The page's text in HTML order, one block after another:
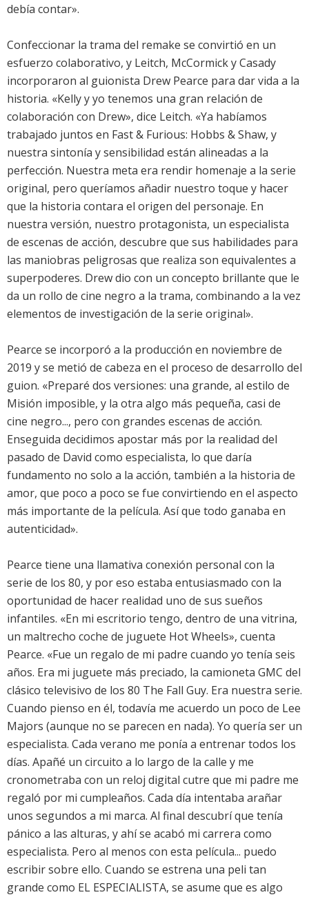
debía contar».
Confeccionar la trama del remake se convirtió en un
esfuerzo colaborativo, y Leitch, McCormick y Casady
incorporaron al guionista Drew Pearce para dar vida a la
historia. «Kelly y yo tenemos una gran relación de
colaboración con Drew», dice Leitch. «Ya habíamos
trabajado juntos en Fast & Furious: Hobbs & Shaw, y
nuestra sintonía y sensibilidad están alineadas a la
perfección. Nuestra meta era rendir homenaje a la serie
original, pero queríamos añadir nuestro toque y hacer
que la historia contara el origen del personaje. En
nuestra versión, nuestro protagonista, un especialista
de escenas de acción, descubre que sus habilidades para
las maniobras peligrosas que realiza son equivalentes a
superpoderes. Drew dio con un concepto brillante que le
da un rollo de cine negro a la trama, combinando a la vez
elementos de investigación de la serie original».
Pearce se incorporó a la producción en noviembre de
2019 y se metió de cabeza en el proceso de desarrollo del
guion. «Preparé dos versiones: una grande, al estilo de
Misión imposible, y la otra algo más pequeña, casi de
cine negro..., pero con grandes escenas de acción.
Enseguida decidimos apostar más por la realidad del
pasado de David como especialista, lo que daría
fundamento no solo a la acción, también a la historia de
amor, que poco a poco se fue convirtiendo en el aspecto
más importante de la película. Así que todo ganaba en
autenticidad».
Pearce tiene una llamativa conexión personal con la
serie de los 80, y por eso estaba entusiasmado con la
oportunidad de hacer realidad uno de sus sueños
infantiles. «En mi escritorio tengo, dentro de una vitrina,
un maltrecho coche de juguete Hot Wheels», cuenta
Pearce. «Fue un regalo de mi padre cuando yo tenía seis
años. Era mi juguete más preciado, la camioneta GMC del
clásico televisivo de los 80 The Fall Guy. Era nuestra serie.
Cuando pienso en él, todavía me acuerdo un poco de Lee
Majors (aunque no se parecen en nada). Yo quería ser un
especialista. Cada verano me ponía a entrenar todos los
días. Apañé un circuito a lo largo de la calle y me
cronometraba con un reloj digital cutre que mi padre me
regaló por mi cumpleaños. Cada día intentaba arañar
unos segundos a mi marca. Al final descubrí que tenía
pánico a las alturas, y ahí se acabó mi carrera como
especialista. Pero al menos con esta película... puedo
escribir sobre ello. Cuando se estrena una peli tan
grande como EL ESPECIALISTA, se asume que es algo